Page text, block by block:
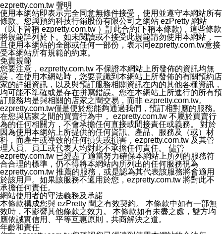
人及相關利害關係人之權益、售後服務、經營合於營業登
記項目或組織章程所定之業務及執行職務或業務之必要範
圍內等以及為本公司行銷等目的，依照各該服務之性質，
蒐集、處理及利用您的個人資料。
2.本公司僅蒐集為執行上述特定目的所必要提供之個人資
料，並在前揭特定目的存續期間及法令規定之期間內，以
有利於達成前揭特定目的之方式(包括但不限於電腦處理、
郵寄、電話、傳真)，於中華民國境內及法令許可之範圍內
加以處理及利用。
七、資料安全性
1、本公司ezPretty網站平台使用企業標準慣例來保護您個
人辨認資料的秘密性，特別使用最高等級亞馬遜機房及防
火牆來強化資訊安全，防止駭客攻擊以及異地備援。
2.本公司ezPretty網站將資料視為必須保護其免於滅失及未
經授權而存取的資產，本公司使用多項安全措施以保護此
類資料免於公司內外部的會員未經授權的存取。
八、查詢或更正的方式
用戶個人資料有變更、或發現個人資料不正確的時候，可
以隨時在本公司ezPretty網站中要求更正，包括要求停止
寄發相關訊息等。
九、Instagram貼文同步功能
您可以透過ezPretty店家系統後台所提供Instagram貼文同
步功能，來將Instagram的貼文同步到 ezPretty 的作品集，
使用此功能您需要授權本公司存取您的Instagram帳號，您
的授權將僅用於同步您的貼文至店家系統。
十、取消Instagram授權方式
如果您有使用ezPretty網站所提供Instagram貼文同步功
能，您可以於任何時間取消您的 Instagram 授權，只需要
透過電子郵件和服務人員聯絡，本公司會盡快清除您的授
ezpretty.com.tw 聲明
使用本網站即表示完全同意無條件接受，使用並遵守本網站所有
條款。您與預約科技行銷股份有限公司之網站 ezPretty 網站
（以下皆稱 ezpretty.com.tw ）訂此合約(下稱本條款)，這些條款
將規範詳列於下。如未閱讀或不接受此規範請勿使用本網站，一
旦使用本網站的全部或任何一部份，表示同ezpretty.com.tw意接
受本網站所有規範的約束。
免責規範
您要注意，ezpretty.com.tw 不保證本網站上所發佈的資訊均無
誤，在使用本網站時，您要意識到本網站上所發佈的有關預約店
家的詳細資訊，以及與預訂服務相關資訊在內的其他各種資訊，
均可能不準確或是存在拼寫錯誤。您在本網站上所進行的所有預
訂服務均是與相關的店家之間交易，而非 ezpretty.com.tw。
ezpretty.com.tw僅是便於您能夠通過我們，預訂相對應的服務。
在您與店家之間的買賣行為中， ezpretty.com.tw 不屬於買賣行
為的任何相關方，不會承擔任何直接或間接責任或義務。 對於
因為使用本網站上所提供的任何資訊、產品、服務及（或）材
料，而產生或導致的任何損失或損害，ezpretty.com.tw 及其管
理人員、員工或代表人均對此不承擔任何責任。 儘管
ezpretty.com.tw 已經盡了適當努力確保本網站上所列的服務符
合合理的標準，仍不得將本網站內所列出的任何服務視為
ezpretty.com.tw 推薦的服務，或是認為其代表該服務將會適用
於該用戶。如果該服務不適用於您，ezpretty.com.tw 將對此不
承擔任何責任。
網站使用者的守法義務及承諾
本條款構成您與 ezPretty 間之有效契約。 本條款中如有一部無
效時，不影響其他條款之效力。 本條款如有未盡之處，雙方均
應依誠實信用、平等互惠原則，共商解決之道。
年齡和責任